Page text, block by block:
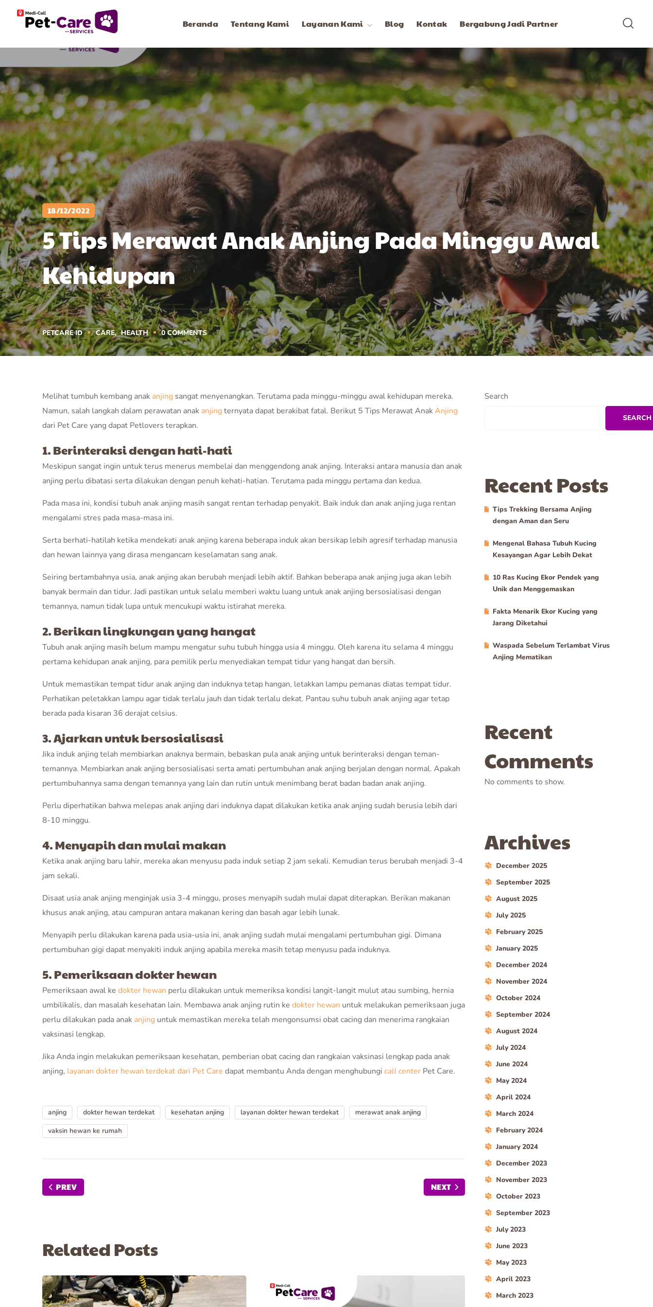
Beranda Tentang Kami Layanan Kami Blog Kontak Bergabung Jadi Partner
18/12/2022
5 Tips Merawat Anak Anjing Pada Minggu Awal
Kehidupan
PETCARE ID CARE HEALTH 0 COMMENTS
Melihat tumbuh kembang anak anjing sangat menyenangkan. Terutama pada minggu-minggu awal kehidupan mereka.
Namun, salah langkah dalam perawatan anak anjingternyata dapat berakibat fatal. Berikut 5 Tips Merawat AnakAnjing
dari Pet Care yang dapat Petlovers terapkan.
1. Berinteraksi dengan hati-hati
Meskipun sangat ingin untuk terus menerus membelai dan menggendong anak anjing. Interaksi antara manusia dan anak
anjing perlu dibatasi serta dilakukan dengan penuh kehati-hatian. Terutama pada minggu pertama dan kedua.
Pada masa ini, kondisi tubuh anak anjing masih sangat rentan terhadap penyakit. Baik induk dan anak anjing juga rentan
mengalami stres pada masa-masa ini.
Serta berhati-hatilah ketika mendekati anak anjing karena beberapa induk akan bersikap lebih agresif terhadap manusia
dan hewan lainnya yang dirasa mengancam keselamatan sang anak.
Seiring bertambahnya usia, anak anjing akan berubah menjadi lebih aktif. Bahkan beberapa anak anjing juga akan lebih
banyak bermain dan tidur. Jadi pastikan untuk selalu memberi waktu luang untuk anak anjing bersosialisasi dengan
temannya, namun tidak lupa untuk mencukupi waktu istirahat mereka.
2. Berikan lingkungan yang hangat
Tubuh anak anjing masih belum mampu mengatur suhu tubuh hingga usia 4 minggu. Oleh karena itu selama 4 minggu
pertama kehidupan anak anjing, para pemilik perlu menyediakan tempat tidur yang hangat dan bersih.
Untuk memastikan tempat tidur anak anjing dan induknya tetap hangan, letakkan lampu pemanas diatas tempat tidur.
Perhatikan peletakkan lampu agar tidak terlalu jauh dan tidak terlalu dekat. Pantau suhu tubuh anak anjing agar tetap
berada pada kisaran 36 derajat celsius.
3. Ajarkan untuk bersosialisasi
Jika induk anjing telah membiarkan anaknya bermain, bebaskan pula anak anjing untuk berinteraksi dengan teman-
temannya. Membiarkan anak anjing bersosialisasi serta amati pertumbuhan anak anjing berjalan dengan normal. Apakah
pertumbuhannya sama dengan temannya yang lain dan rutin untuk menimbang berat badan badan anak anjing.
Perlu diperhatikan bahwa melepas anak anjing dari induknya dapat dilakukan ketika anak anjing sudah berusia lebih dari
8-10 minggu.
4. Menyapih dan mulai makan
Ketika anak anjing baru lahir, mereka akan menyusu pada induk setiap 2 jam sekali. Kemudian terus berubah menjadi 3-4
jam sekali.
Disaat usia anak anjing menginjak usia 3-4 minggu, proses menyapih sudah mulai dapat diterapkan. Berikan makanan
khusus anak anjing, atau campuran antara makanan kering dan basah agar lebih lunak.
Menyapih perlu dilakukan karena pada usia-usia ini, anak anjing sudah mulai mengalami pertumbuhan gigi. Dimana
pertumbuhan gigi dapat menyakiti induk anjing apabila mereka masih tetap menyusu pada induknya.
5. Pemeriksaan dokter hewan
Pemeriksaan awal ke dokter hewan perlu dilakukan untuk memeriksa kondisi langit-langit mulut atau sumbing, hernia
umbilikalis, dan masalah kesehatan lain. Membawa anak anjing rutin ke dokter hewan untuk melakukan pemeriksaan juga
perlu dilakukan pada anak anjing untuk memastikan mereka telah mengonsumsi obat cacing dan menerima rangkaian
vaksinasi lengkap.
Jika Anda ingin melakukan pemeriksaan kesehatan, pemberian obat cacing dan rangkaian vaksinasi lengkap pada anak
anjing, layanan dokter hewan terdekat dari Pet Care dapat membantu Anda dengan menghubungi call center Pet Care.
anjing dokter hewan terdekat kesehatan anjing layanan dokter hewan terdekat
merawat anak anjing
vaksin hewan ke rumah
PREV NEXT
Related Posts
Search
SEARCH
Recent Posts
Tips Trekking Bersama Anjing
dengan Aman dan Seru
Mengenal Bahasa Tubuh Kucing
Kesayangan Agar Lebih Dekat
10 Ras Kucing Ekor Pendek yang
Unik dan Menggemaskan
Fakta Menarik Ekor Kucing yang
Jarang Diketahui
Waspada Sebelum Terlambat Virus
Anjing Mematikan
Recent
Comments
No comments to show.
Archives
December 2025
September 2025
August 2025
July 2025
February 2025
January 2025
December 2024
November 2024
October 2024
September 2024
August 2024
July 2024
June 2024
May 2024
April 2024
March 2024
February 2024
January 2024
December 2023
November 2023
October 2023
September 2023
July 2023
June 2023
May 2023
April 2023
March 2023